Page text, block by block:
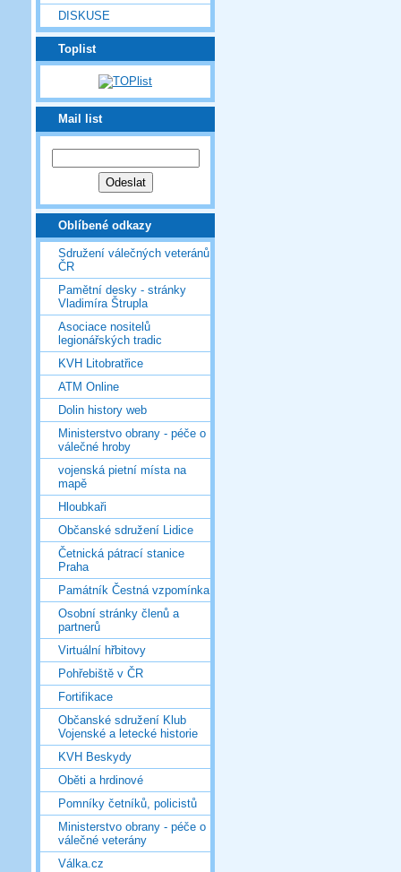
DISKUSE
Toplist
Mail list
Oblíbené odkazy
Sdružení válečných veteránů
ČR
Pamětní desky - stránky
Vladimíra Štrupla
Asociace nositelů
legionářských tradic
KVH Litobratřice
ATM Online
Dolin history web
Ministerstvo obrany - péče o
válečné hroby
vojenská pietní místa na
mapě
Hloubkaři
Občanské sdružení Lidice
Četnická pátrací stanice
Praha
Památník Čestná vzpomínka
Osobní stránky členů a
partnerů
Virtuální hřbitovy
Pohřebiště v ČR
Fortifikace
Občanské sdružení Klub
Vojenské a letecké historie
KVH Beskydy
Oběti a hrdinové
Pomníky četníků, policistů
Ministerstvo obrany - péče o
válečné veterány
Válka.cz